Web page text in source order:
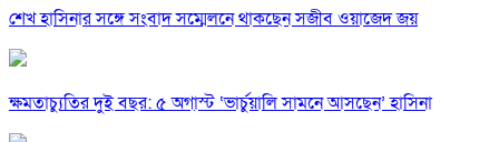
শেখ হাসিনার সঙ্গে সংবাদ সম্মেলনে থাকছেন সজীব ওয়াজেদ জয়
ক্ষমতাচ্যুতির দুই বছর: ৫ অগাস্ট ‘ভার্চুয়ালি সামনে আসছেন’ হাসিনা